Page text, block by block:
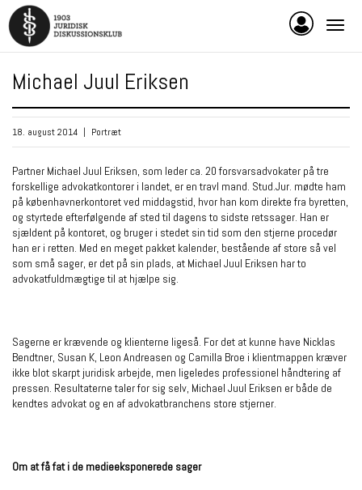
Michael Juul Eriksen
18. august 2014 | Portræt
Partner Michael Juul Eriksen, som leder ca. 20 forsvarsadvokater på tre
forskellige advokatkontorer i landet, er en travl mand. Stud.Jur. mødte ham
på københavnerkontoret ved middagstid, hvor han kom direkte fra byretten,
og styrtede efterfølgende af sted til dagens to sidste retssager. Han er
sjældent på kontoret, og bruger i stedet sin tid som den stjerne procedør
han er i retten. Med en meget pakket kalender, bestående af store så vel
som små sager, er det på sin plads, at Michael Juul Eriksen har to
advokatfuldmægtige til at hjælpe sig.
Sagerne er krævende og klienterne ligeså. For det at kunne have Nicklas
Bendtner, Susan K, Leon Andreasen og Camilla Broe i klientmappen kræver
ikke blot skarpt juridisk arbejde, men ligeledes professionel håndtering af
pressen. Resultaterne taler for sig selv, Michael Juul Eriksen er både de
kendtes advokat og en af advokatbranchens store stjerner.
Om at få fat i de medieeksponerede sager